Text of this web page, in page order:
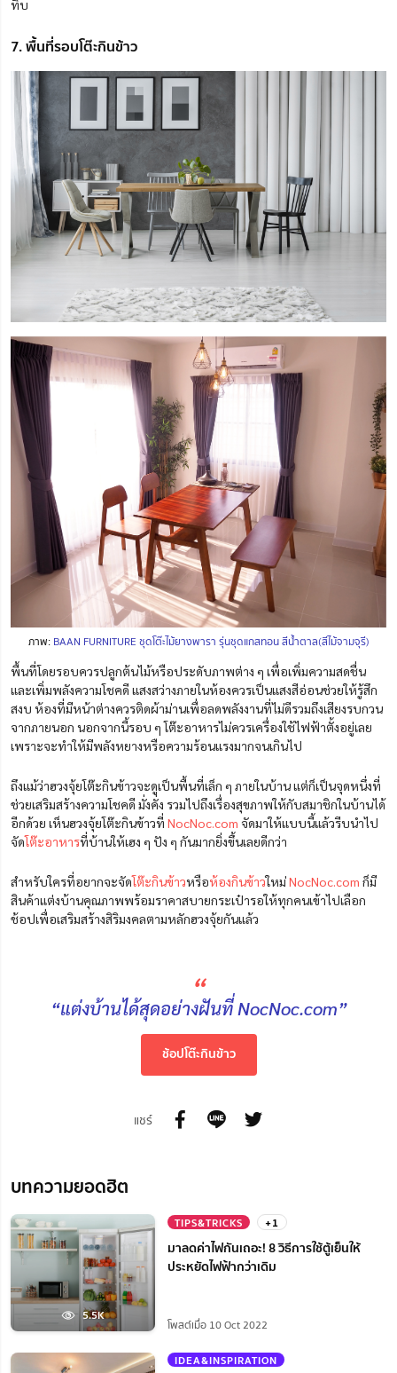
ทึบ
7. พื้นที่รอบโต๊ะกินข้าว
ภาพ: BAAN FURNITURE ชุดโต๊ะไม้ยางพารา รุ่นชุดแกสทอน สีน้ำตาล(สีไม้จามจุรี)
พื้นที่โดยรอบควรปลูกต้นไม้หรือประดับภาพต่าง ๆ เพื่อเพิ่มความสดชื่น
และเพิ่มพลังความโชคดี แสงสว่างภายในห้องควรเป็นแสงสีอ่อนช่วยให้รู้สึก
สงบ ห้องที่มีหน้าต่างควรติดผ้าม่านเพื่อลดพลังงานที่ไม่ดีรวมถึงเสียงรบกวน
จากภายนอก นอกจากนี้รอบ ๆ โต๊ะอาหารไม่ควรเครื่องใช้ไฟฟ้าตั้งอยู่เลย
เพราะจะทำให้มีพลังหยางหรือความร้อนแรงมากจนเกินไป
ถึงแม้ว่าฮวงจุ้ยโต๊ะกินข้าวจะดูเป็นพื้นที่เล็ก ๆ ภายในบ้าน แต่ก็เป็นจุดหนึ่งที่
ช่วยเสริมสร้างความโชคดี มั่งคั่ง รวมไปถึงเรื่องสุขภาพให้กับสมาชิกในบ้านได้
อีกด้วย เห็นฮวงจุ้ยโต๊ะกินข้าวที่ NocNoc.com จัดมาให้แบบนี้แล้วรีบนำไป
จัดโต๊ะอาหารที่บ้านให้เฮง ๆ ปัง ๆ กันมากยิ่งขึ้นเลยดีกว่า
สำหรับใครที่อยากจะจัดโต๊ะกินข้าวหรือห้องกินข้าวใหม่NocNoc.com ก็มี
สินค้าแต่งบ้านคุณภาพพร้อมราคาสบายกระเป๋ารอให้ทุกคนเข้าไปเลือก
ช้อปเพื่อเสริมสร้างสิริมงคลตามหลักฮวงจุ้ยกันแล้ว
“
“แต่งบ้านได้สุดอย่างฝันที่ NocNoc.com”
ช้อปโต๊ะกินข้าว
แชร์
บทความยอดฮิต
5.5K
TIPS&TRICKS +1
มาลดค่าไฟกันเถอะ! 8 วิธีการใช้ตู้เย็นให้
ประหยัดไฟฟ้ากว่าเดิม
โพสต์เมื่อ 10 Oct 2022
IDEA&INSPIRATION